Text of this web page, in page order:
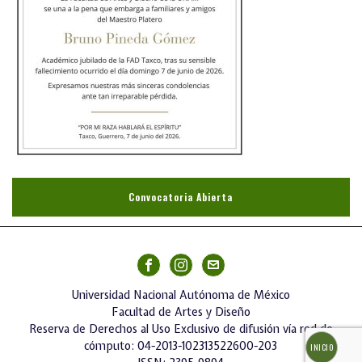
Convocatoria Abierta
Universidad Nacional Autónoma de México
Facultad de Artes y Diseño
Reserva de Derechos al Uso Exclusivo de difusión vía red de
cómputo: 04-2013-102313522600-203
INICIO